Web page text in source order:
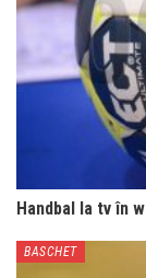
Handbal la tv în
BASCHET